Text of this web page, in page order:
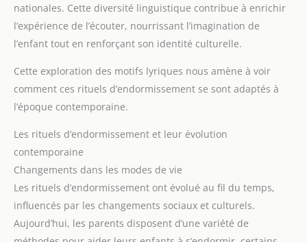
nationales. Cette diversité linguistique contribue à enrichir
l’expérience de l’écouter, nourrissant l’imagination de
l’enfant tout en renforçant son identité culturelle.
Cette exploration des motifs lyriques nous amène à voir
comment ces rituels d’endormissement se sont adaptés à
l’époque contemporaine.
Les rituels d’endormissement et leur évolution
contemporaine
Changements dans les modes de vie
Les rituels d’endormissement ont évolué au fil du temps,
influencés par les changements sociaux et culturels.
Aujourd’hui, les parents disposent d’une variété de